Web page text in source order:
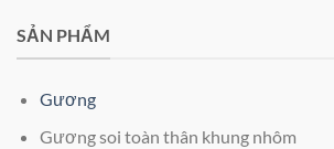
SẢN PHẨM
Gương
Gương soi toàn thân khung nhôm